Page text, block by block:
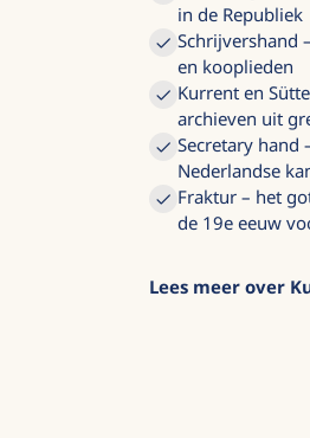
in de Republiek
Schrijvershand
en kooplieden
Kurrent en
archieven uit
Secretary hand
Nederlandse
Fraktur – het
de 19e eeuw
Lees meer over